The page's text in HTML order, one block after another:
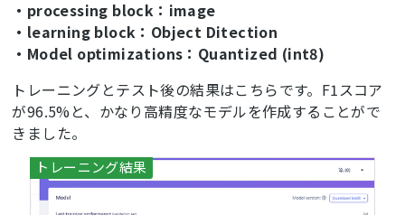
・processing block：image
・learning block：Object Ditection
・Model optimizations：Quantized (int8)
トレーニングとテスト後の結果はこちらです。F1スコア
が96.5%と、かなり高精度なモデルを作成することがで
きました。